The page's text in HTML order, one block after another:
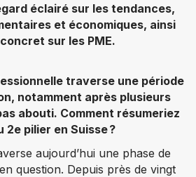
éclairé sur les tendances,
et économiques, ainsi
sur les PME.
traverse une période
notamment après plusieurs
abouti. Comment résumeriez
2e pilier en Suisse ?
aujourd’hui une phase de
question. Depuis près de vingt